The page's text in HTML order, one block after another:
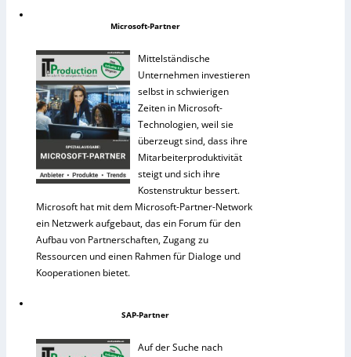
Microsoft-Partner
Mittelständische
Unternehmen investieren
selbst in schwierigen
Zeiten in Microsoft-
Technologien, weil sie
überzeugt sind, dass ihre
Mitarbeiterproduktivität
steigt und sich ihre
Kostenstruktur bessert.
Microsoft hat mit dem Microsoft-Partner-Network
ein Netzwerk aufgebaut, das ein Forum für den
Aufbau von Partnerschaften, Zugang zu
Ressourcen und einen Rahmen für Dialoge und
Kooperationen bietet.
SAP-Partner
Auf der Suche nach